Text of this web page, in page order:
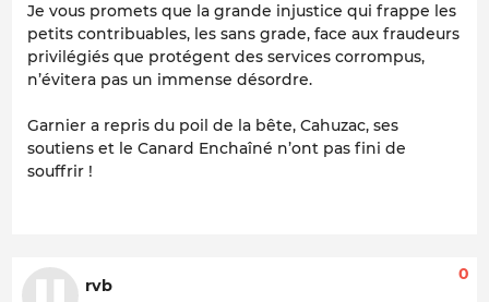
Je vous promets que la grande injustice qui frappe les
petits contribuables, les sans grade, face aux fraudeurs
privilégiés que protégent des services corrompus,
n’évitera pas un immense désordre.
Garnier a repris du poil de la bête, Cahuzac, ses
soutiens et le Canard Enchaîné n’ont pas fini de
souffrir !
rvb
0